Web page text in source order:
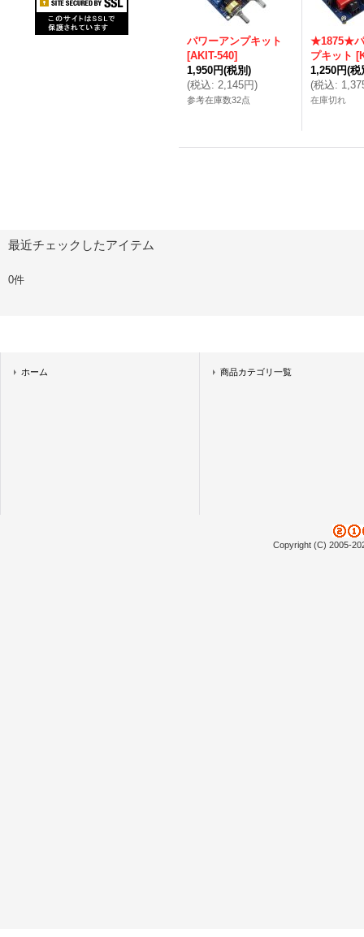
パワーアンプキット
[AKIT-540]
1,950円(税別)
(税込: 2,145円)
参考在庫数32点
★1875★パ
プキット [
1,250円(税
(税込:
在庫切れ
最近チェックしたアイテム
0件
ホーム 商品カテゴリ一覧
Copyright (C) 2005-